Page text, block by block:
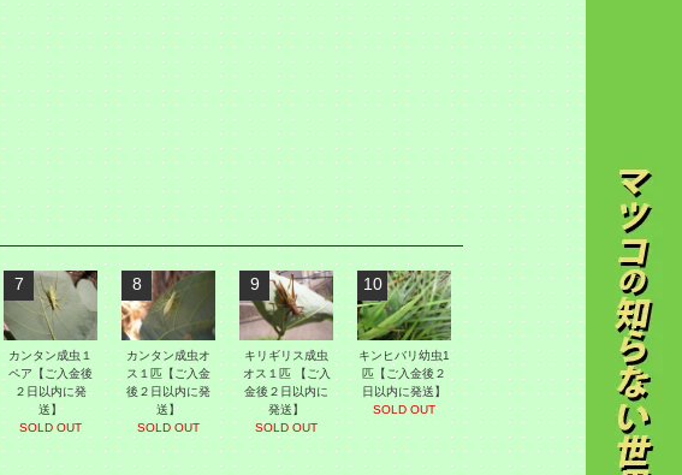
7
カンタン成虫１
ペア【ご入金後
２日以内に発
送】
SOLD OUT
8
カンタン成虫オ
ス１匹【ご入金
後２日以内に発
送】
SOLD OUT
9
キリギリス成虫
オス１匹 【ご入
金後２日以内に
発送】
SOLD OUT
10
キンヒバリ幼虫1
匹【ご入金後２
日以内に発送】
SOLD OUT